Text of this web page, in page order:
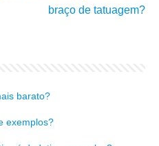
braço de tatuagem?
barato?
exemplos?